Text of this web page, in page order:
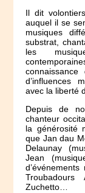
Il dit
auquel il se
musiques
substrat,
les
connaissance
d’influences
avec la liberté
Depuis de
chanteur
la générosité
que Jan dau
Delaunay
Jean
Zuchetto…